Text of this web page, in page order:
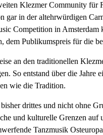
Klezmer Community
gar in der altehrwürdigen
Competition in
dem Publikumspreis für die
an den traditionellen
So entstand über die
wie die Tradition.
drittes und nicht ohne
und kulturelle Grenzen
Tanzmusik